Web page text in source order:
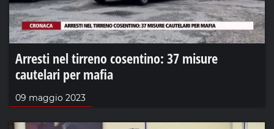
Arresti nel tirreno cosentino: 37 misure
cautelari per mafia
09 maggio 2023